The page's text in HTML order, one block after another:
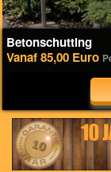
Betonschutting
Vanaf 85,00 Euro